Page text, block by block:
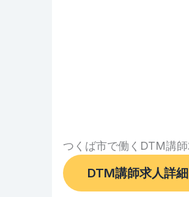
つくば市で働くDTM講
DTM講師求人詳細